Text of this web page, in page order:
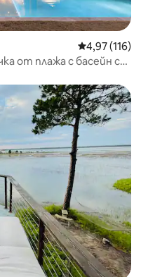
Средна
4,97 (116)
от плажа с басейн с